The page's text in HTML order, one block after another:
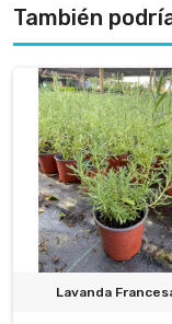
También
Lavanda